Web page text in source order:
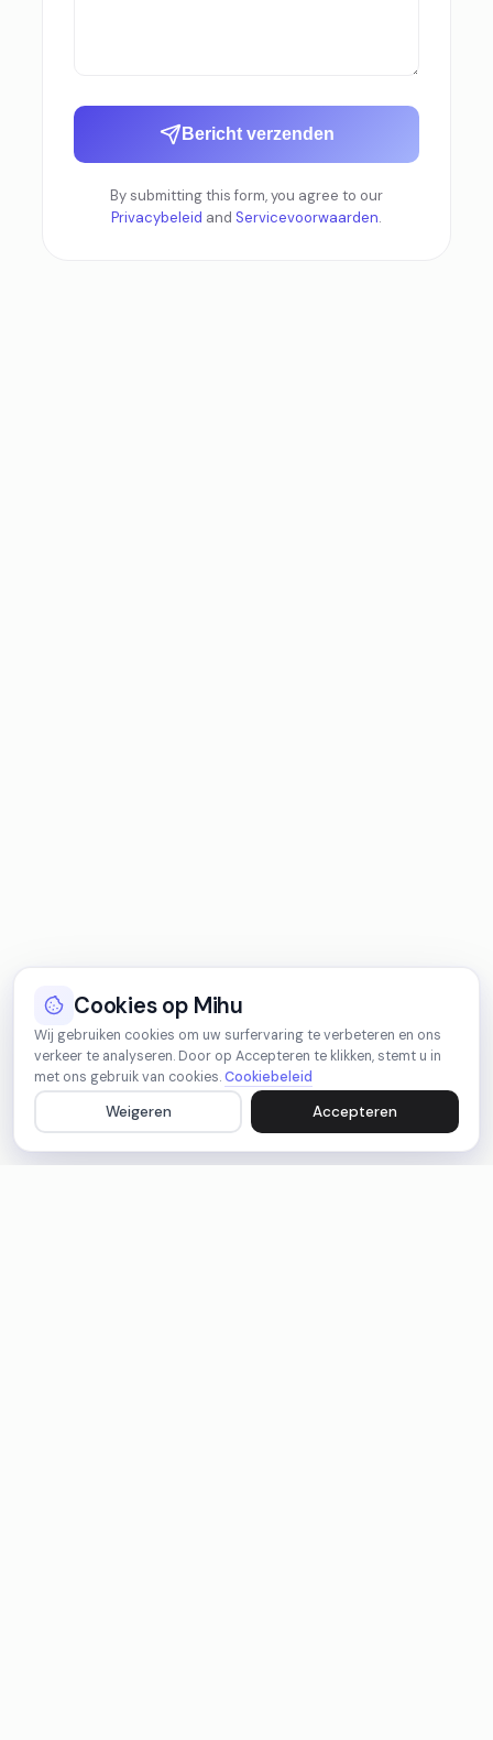
Bericht verzenden
By submitting this form, you agree to our
Privacybeleid and Servicevoorwaarden.
Cookies op Mihu
Wij gebruiken cookies om uw surfervaring te verbeteren en ons
verkeer te analyseren. Door op Accepteren te klikken, stemt u in
met ons gebruik van cookies.Cookiebeleid
Weigeren Accepteren